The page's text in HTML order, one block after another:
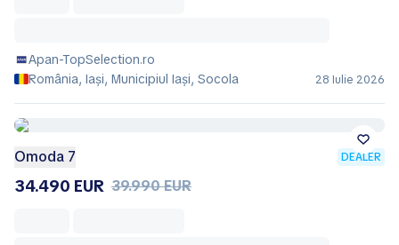
Apan-TopSelection.ro
România, Iași, Municipiul Iaşi, Socola
28 Iulie 2026
Omoda 7 DEALER
34.490 EUR 39.990 EUR